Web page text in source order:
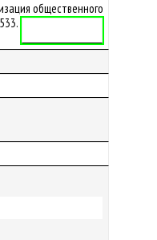
общественного